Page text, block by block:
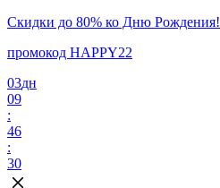
Скидки до 80% ко Дню Рождения!
промокод HAPPY22
03дн
09
:
46
:
30